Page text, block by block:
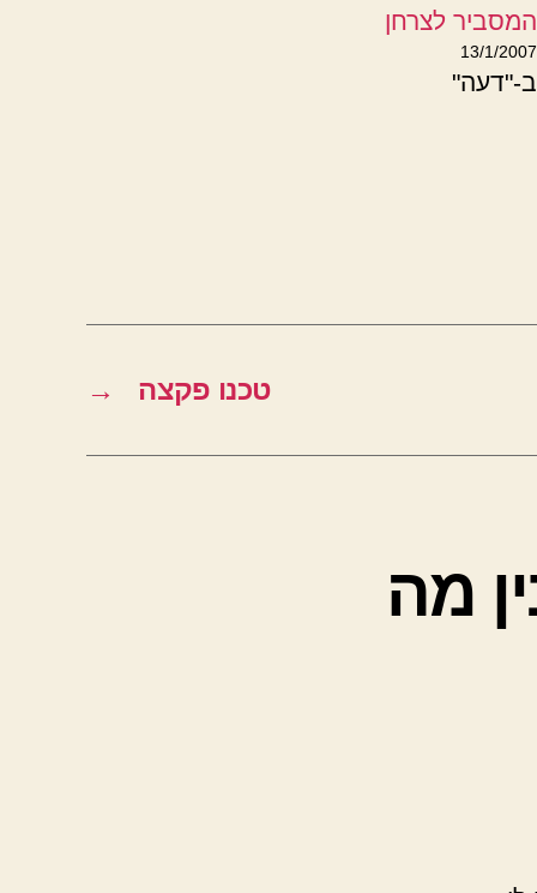
המסביר לצרחן
13/1/2007
ב-"דעה"
→ טכנו פקצה
מה